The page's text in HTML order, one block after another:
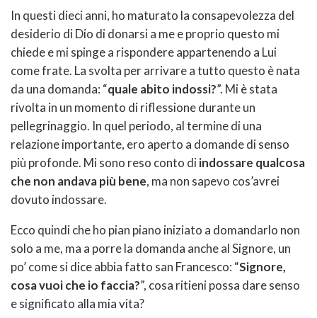
In questi dieci anni, ho maturato la consapevolezza del
desiderio di Dio di donarsi a me e proprio questo mi
chiede e mi spinge a rispondere appartenendo a Lui
come frate. La svolta per arrivare a tutto questo è nata
da una domanda: “quale abito indossi?”. Mi è stata
rivolta in un momento di riflessione durante un
pellegrinaggio. In quel periodo, al termine di una
relazione importante, ero aperto a domande di senso
più profonde. Mi sono reso conto diindossare qualcosa
che non andava più bene, ma non sapevo cos’avrei
dovuto indossare.
Ecco quindi che ho pian piano iniziato a domandarlo non
solo a me, ma a porre la domanda anche al Signore, un
po’ come si dice abbia fatto san Francesco: “Signore,
cosa vuoi che io faccia?”, cosa ritieni possa dare senso
e significato alla mia vita?